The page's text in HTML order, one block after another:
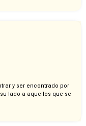
y ser encontrado por
lado a aquellos que se